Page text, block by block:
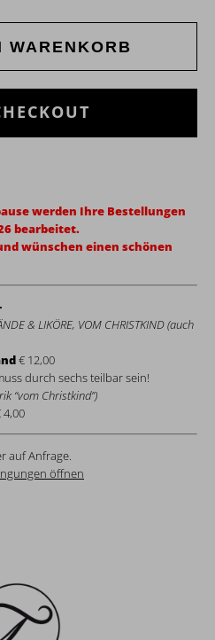
WARENKORB
werden Ihre Bestellungen
bearbeitet.
wünschen einen schönen
& LIKÖRE, VOM CHRISTKIND (auch
€ 12,00
durch sechs teilbar sein!
“vom Christkind”)
4,00
auf Anfrage.
öffnen